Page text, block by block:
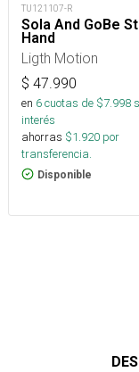
TU121107-R
Sola And GoBe
Hand
Ligth Motion
$ 47.990
en 6cuotas de $7.998
interés
ahorras $1.920 por
transferencia.
Disponible